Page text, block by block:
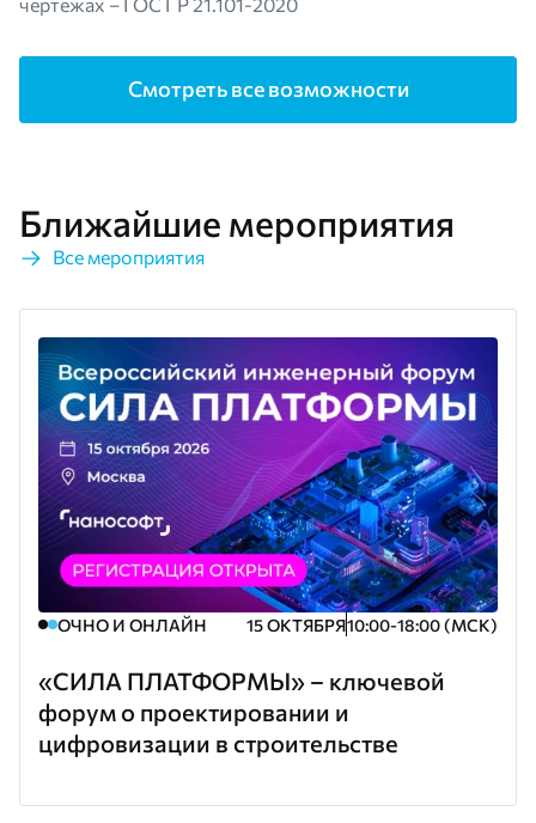
Смотреть все возможности
Ближайшие мероприятия
Все мероприятия
ОЧНО И ОНЛАЙН 15 ОКТЯБРЯ10:00-18:00 (МСК)
«СИЛА ПЛАТФОРМЫ» – ключевой
форум о проектировании и
цифровизации в строительстве